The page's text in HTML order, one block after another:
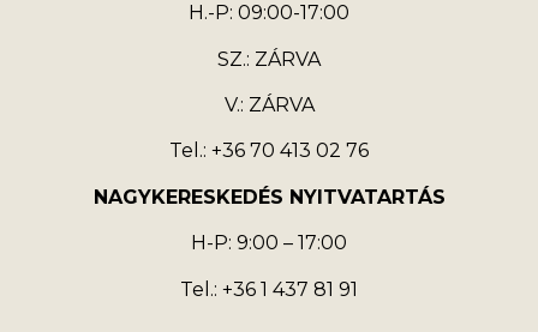
H.-P: 09:00-17:00
SZ.: ZÁRVA
V.: ZÁRVA
Tel.: +36 70 413 02 76
NAGYKERESKEDÉS NYITVATARTÁS
H-P: 9:00 – 17:00
Tel.: +36 1 437 81 91